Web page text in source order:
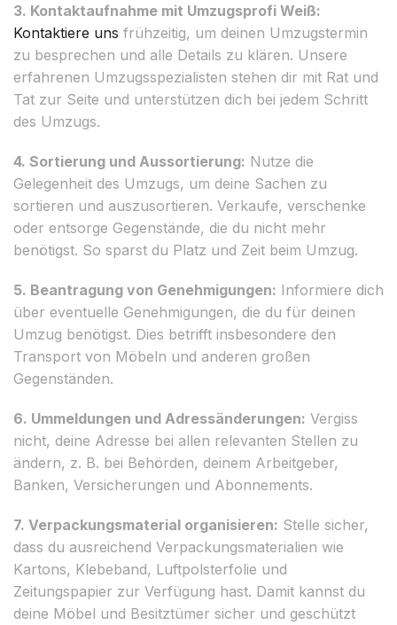
3. Kontaktaufnahme mit Umzugsprofi Weiß:
Kontaktiere uns frühzeitig, um deinen Umzugstermin
zu besprechen und alle Details zu klären. Unsere
erfahrenen Umzugsspezialisten stehen dir mit Rat und
Tat zur Seite und unterstützen dich bei jedem Schritt
des Umzugs.
4. Sortierung und Aussortierung: Nutze die
Gelegenheit des Umzugs, um deine Sachen zu
sortieren und auszusortieren. Verkaufe, verschenke
oder entsorge Gegenstände, die du nicht mehr
benötigst. So sparst du Platz und Zeit beim Umzug.
5. Beantragung von Genehmigungen: Informiere dich
über eventuelle Genehmigungen, die du für deinen
Umzug benötigst. Dies betrifft insbesondere den
Transport von Möbeln und anderen großen
Gegenständen.
6. Ummeldungen und Adressänderungen: Vergiss
nicht, deine Adresse bei allen relevanten Stellen zu
ändern, z. B. bei Behörden, deinem Arbeitgeber,
Banken, Versicherungen und Abonnements.
7. Verpackungsmaterial organisieren: Stelle sicher,
dass du ausreichend Verpackungsmaterialien wie
Kartons, Klebeband, Luftpolsterfolie und
Zeitungspapier zur Verfügung hast. Damit kannst du
deine Möbel und Besitztümer sicher und geschützt